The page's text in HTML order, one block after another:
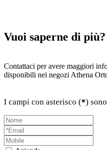
Vuoi saperne di più?
Contattaci per avere maggiori
disponibili nei negozi Athena
I campi con asterisco (*)